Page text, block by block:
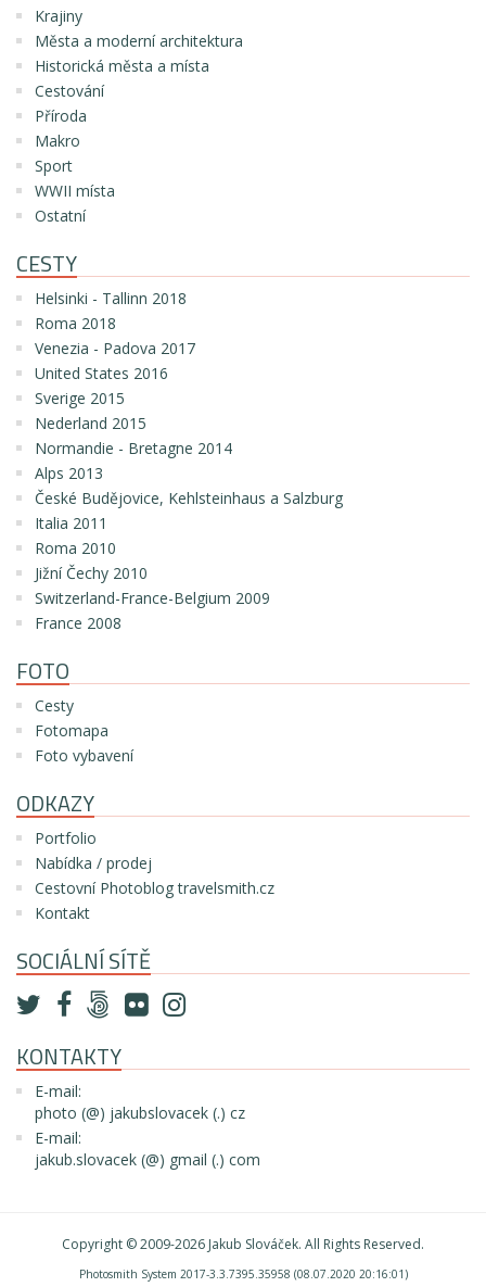
Krajiny
Města a moderní architektura
Historická města a místa
Cestování
Příroda
Makro
Sport
WWII místa
Ostatní
CESTY
Helsinki - Tallinn 2018
Roma 2018
Venezia - Padova 2017
United States 2016
Sverige 2015
Nederland 2015
Normandie - Bretagne 2014
Alps 2013
České Budějovice, Kehlsteinhaus a Salzburg
Italia 2011
Roma 2010
Jižní Čechy 2010
Switzerland-France-Belgium 2009
France 2008
FOTO
Cesty
Fotomapa
Foto vybavení
ODKAZY
Portfolio
Nabídka / prodej
Cestovní Photoblog travelsmith.cz
Kontakt
SOCIÁLNÍ SÍTĚ
KONTAKTY
E-mail:
photo (@) jakubslovacek (.) cz
E-mail:
jakub.slovacek (@) gmail (.) com
Copyright © 2009-2026 Jakub Slováček. All Rights Reserved.
Photosmith System 2017-3.3.7395.35958 (08.07.2020 20:16:01)